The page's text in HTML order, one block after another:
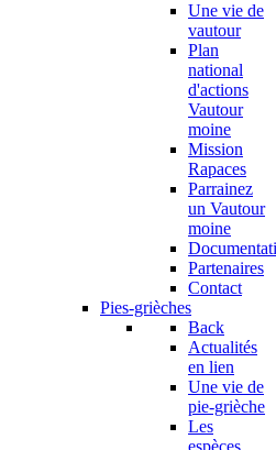
Une vie de
vautour
Plan
national
d'actions
Vautour
moine
Mission
Rapaces
Parrainez
un Vautour
moine
Partenaires
Contact
Pies-grièches
Back
Actualités
en lien
Une vie de
pie-grièche
Les